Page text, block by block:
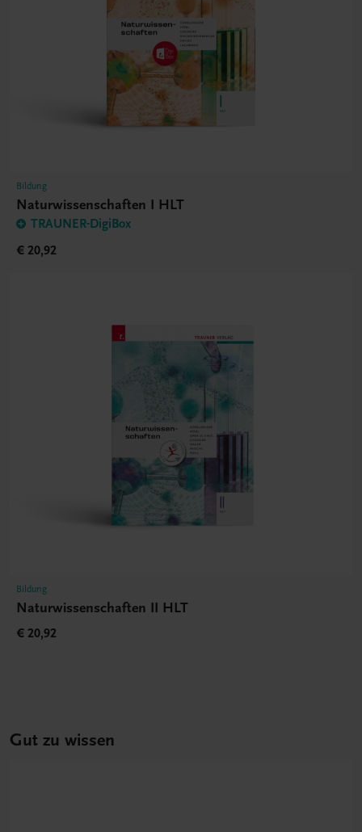
Bildung
Naturwissenschaften I HLT
TRAUNER-DigiBox
€ 20,92
Bildung
Naturwissenschaften II HLT
€ 20,92
Gut zu wissen